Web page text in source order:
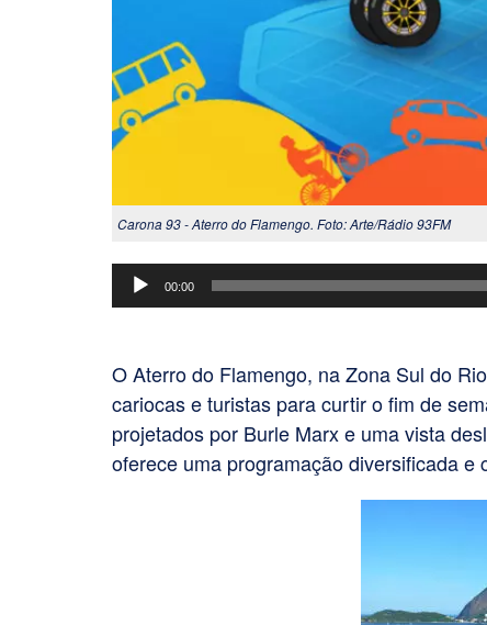
Carona 93 - Aterro do Flamengo. Foto: Arte/Rádio 93FM
Tocador
de
00:00
O Aterro do Flamengo, na Zona Sul do
cariocas e turistas para curtir o fim de
projetados por Burle Marx e uma vista
oferece uma programação diversificada